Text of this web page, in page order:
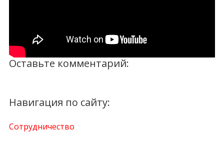
Оставьте комментарий:
Навигация по сайту:
Сотрудничество